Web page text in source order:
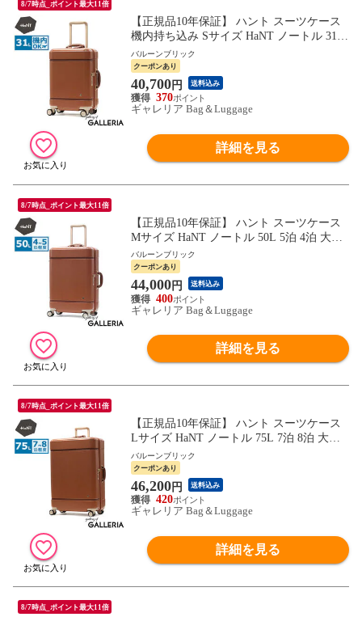
8/7時点_ポイント最大11倍
【正規品10年保証】 ハント スーツケース
機内持ち込み Sサイズ HaNT ノートル 31L
3泊 4泊 小さめ TSロック キャスタースト
ッパー おしゃれ トランク風 かわいい 女子
3～4泊 キャリーケース 06881 wsb
バルーンブリック
クーポンあり
40,700円 送料込み
370
ギャレリア Bag＆Luggage
詳細を見る
8/7時点_ポイント最大11倍
【正規品10年保証】 ハント スーツケース
Mサイズ HaNT ノートル 50L 5泊 4泊 大き
め TSロック キャスターストッパー おしゃ
れ トランク風 ハード 可愛い かわいい 女
子 4～5泊 キャリーケース 06882 wsb
バルーンブリック
クーポンあり
44,000円 送料込み
400
ギャレリア Bag＆Luggage
詳細を見る
8/7時点_ポイント最大11倍
【正規品10年保証】 ハント スーツケース
Lサイズ HaNT ノートル 75L 7泊 8泊 大き
め 大容量 TSロック キャスターストッパー
おしゃれ トランク風 かわいい 女子 軽い 7
～8泊 キャリーケース 06883 wsb
バルーンブリック
クーポンあり
46,200円 送料込み
420
ギャレリア Bag＆Luggage
詳細を見る
8/7時点_ポイント最大11倍